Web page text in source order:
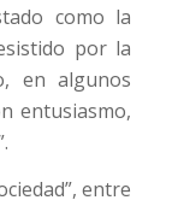
como la
por la
en algunos
entusiasmo,
entre